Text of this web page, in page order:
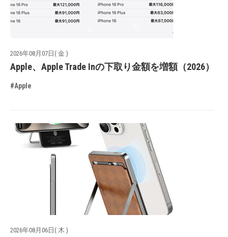
2026年08月07日( 金 )
Apple、Apple Trade Inの下取り金額を増額（2026）
#Apple
2026年08月06日( 木 )